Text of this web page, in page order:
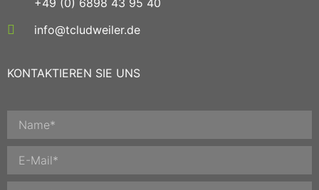
+49 (0) 6898 43 95 40
info@tcludweiler.de
KONTAKTIEREN SIE UNS